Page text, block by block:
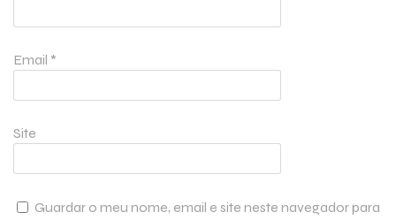
Email *
Site
Guardar o meu nome, email e site neste navegador para